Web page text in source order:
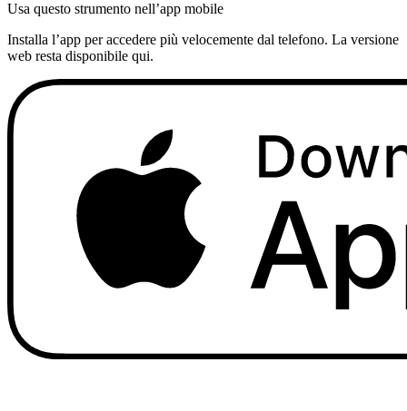
Usa questo strumento nell’app mobile
Installa l’app per accedere più velocemente dal telefono. La versione
web resta disponibile qui.